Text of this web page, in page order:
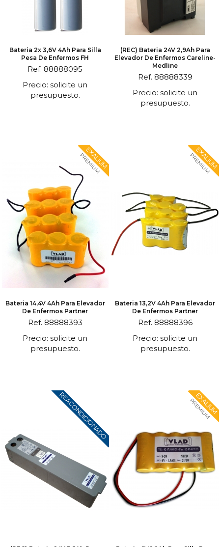
Bateria 2x 3,6V 4Ah Para Silla
Pesa De Enfermos FH
Ref. 88888095
Precio: solicite un
presupuesto.
(REC) Bateria 24V 2,9Ah Para
Elevador De Enfermos Careline-
Medline
Ref. 88888339
Precio: solicite un
presupuesto.
EXALIUM
PREMIUM
Bateria 14,4V 4Ah Para Elevador
De Enfermos Partner
Ref. 88888393
Precio: solicite un
presupuesto.
EXALIUM
PREMIUM
Bateria 13,2V 4Ah Para Elevador
De Enfermos Partner
Ref. 88888396
Precio: solicite un
presupuesto.
REACONDICIONADO EXALIUM
PREMIUM